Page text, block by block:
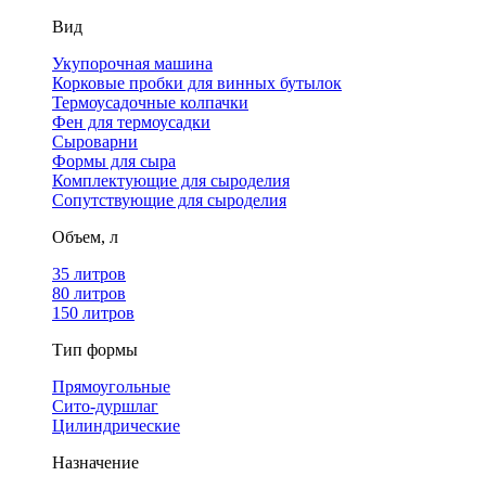
Вид
Укупорочная машина
Корковые пробки для винных бутылок
Термоусадочные колпачки
Фен для термоусадки
Сыроварни
Формы для сыра
Комплектующие для сыроделия
Сопутствующие для сыроделия
Объем, л
35 литров
80 литров
150 литров
Тип формы
Прямоугольные
Сито-дуршлаг
Цилиндрические
Назначение